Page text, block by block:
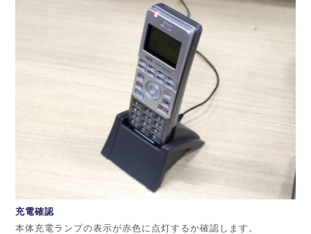
充電確認
本体充電ランプの表示が赤色に点灯するか確認します。